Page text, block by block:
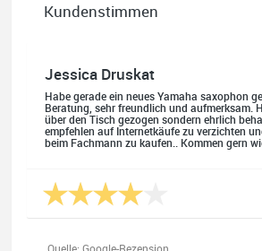
Kundenstimmen
Jessica Druskat
Habe gerade ein neues Yamaha saxophon
Beratung, sehr freundlich und aufmerksam.
über den Tisch gezogen sondern ehrlich
empfehlen auf Internetkäufe zu verzichten
beim Fachmann zu kaufen.. Kommen gern
Quelle: Google-Rezension